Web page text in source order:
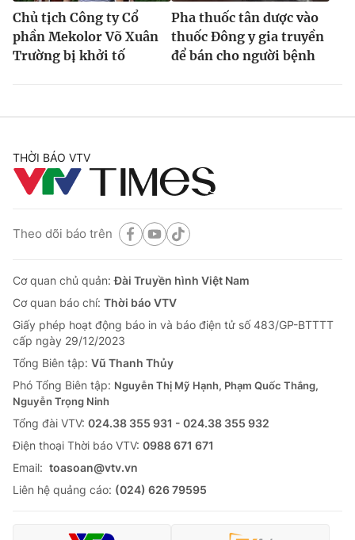
Chủ tịch Công ty Cổ
phần Mekolor Võ Xuân
Trường bị khởi tố
Pha thuốc tân dược vào
thuốc Đông y gia truyền
để bán cho người bệnh
THỜI BÁO VTV
Theo dõi báo trên
Cơ quan chủ quản:Đài Truyền hình Việt Nam
Cơ quan báo chí: Thời báo VTV
Giấy phép hoạt động báo in và báo điện tử số 483/GP-BTTTT
cấp ngày 29/12/2023
Tổng Biên tập: Vũ Thanh Thủy
Phó Tổng Biên tập: Nguyễn Thị Mỹ Hạnh, Phạm Quốc Thắng,
Nguyễn Trọng Ninh
Tổng đài VTV: 024.38 355 931 - 024.38 355 932
Ðiện thoại Thời báo VTV: 0988 671 671
Email: toasoan@vtv.vn
Liên hệ quảng cáo: (024) 626 79595